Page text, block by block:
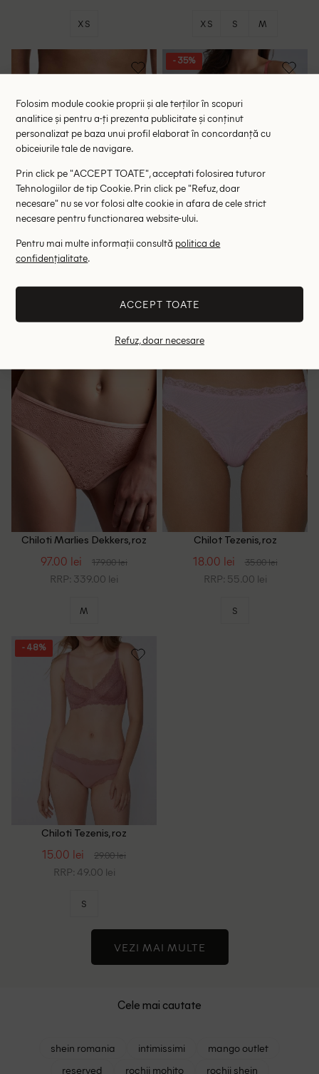
XS XS S M
Chiloti Passionata by
Chantelle, roz
79.00 lei
RRP: 159.00 lei
- 35%
Chiloti Marlies Dekkers, roz
RRP: 249.00 lei
Chiloti Marlies Dekkers, roz
97.00 lei 179.00 lei
RRP: 339.00 lei
M
Chilot Tezenis, roz
18.00 lei 35.00 lei
RRP: 55.00 lei
S
- 48%
Chiloti Tezenis, roz
15.00 lei 29.00 lei
RRP: 49.00 lei
S
VEZI MAI MULTE
Cele mai cautate
shein romania intimissimi
mango outlet
reserved
rochii mohito
rochii shein
Folosim module cookie proprii și ale terților în scopuri
analitice și pentru a-ți prezenta publicitate și conținut
personalizat pe baza unui profil elaborat în concordanță cu
obiceiurile tale de navigare.
Prin click pe "ACCEPT TOATE", acceptati folosirea tuturor
Tehnologiilor de tip Cookie. Prin click pe "Refuz, doar
necesare" nu se vor folosi alte cookie in afara de cele strict
necesare pentru functionarea website-ului.
Pentru mai multe informații consultă politica de
confidențialitate.
ACCEPT TOATE
Refuz, doar necesare